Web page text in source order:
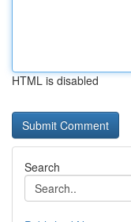
HTML is disabled
Search